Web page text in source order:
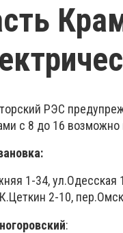
РЭС
с 8 до 16
1-34, ул.Одесская
2-10,
: